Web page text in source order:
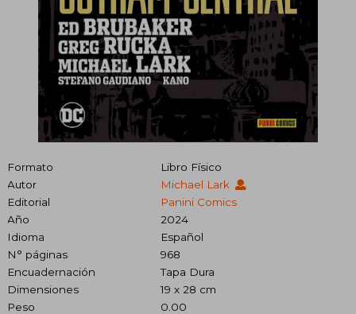
Formato
Libro Físico
Autor
Michael Lark
Editorial
Panini Comics
Año
2024
Idioma
Español
N° páginas
968
Encuadernación
Tapa Dura
Dimensiones
19 x 28 cm
Peso
0.00